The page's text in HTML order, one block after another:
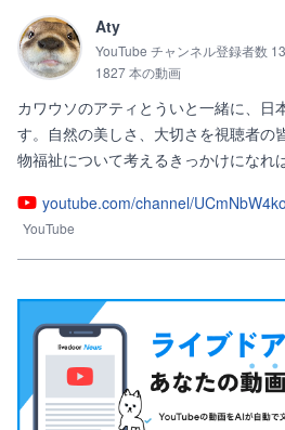
Aty
YouTube チャンネル登録者数
1827 本の動画
カワウソのアティとういと一緒に、日
す。自然の美しさ、大切さを視聴者の
物福祉について考えるきっかけになれ
youtube.com/channel/
YouTube